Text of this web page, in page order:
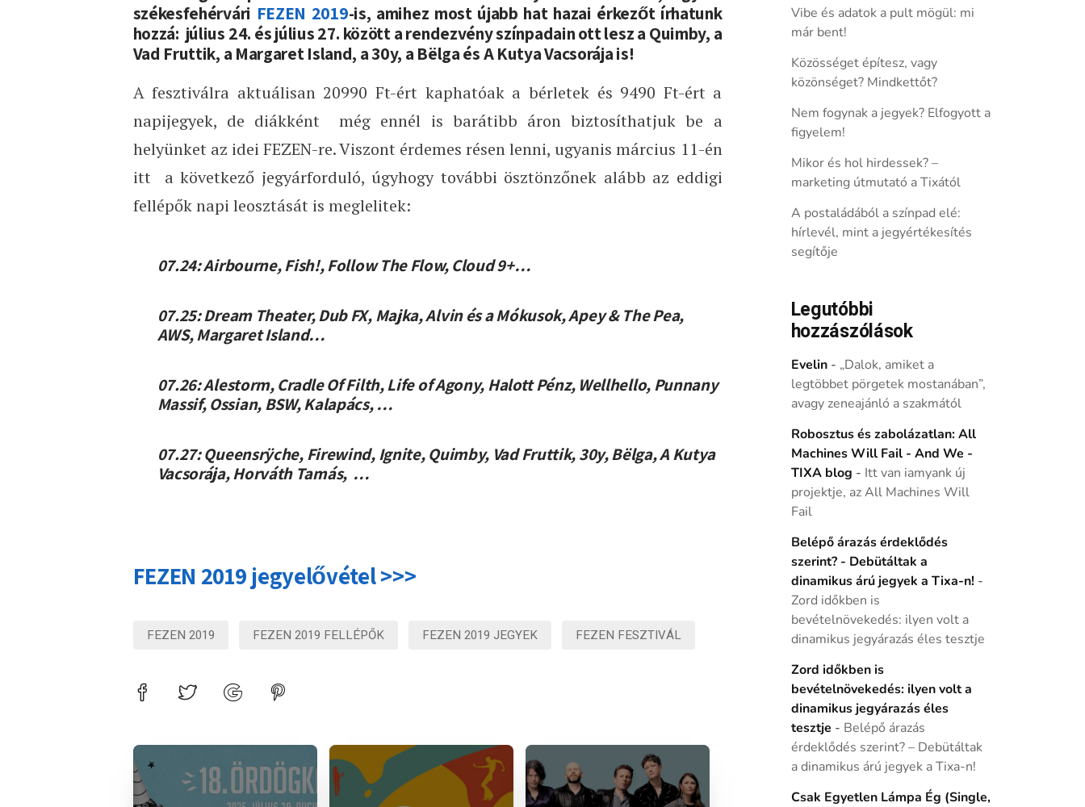
székesfehérvári FEZEN 2019-is, amihez most újabb hat hazai érkezőt írhatunk
hozzá: július 24. és július 27. között a rendezvény színpadain ott lesz a Quimby, a
Vad Fruttik, a Margaret Island, a 30y, a Bëlga és A Kutya Vacsorája is!
A fesztiválra aktuálisan 20990 Ft-ért kaphatóak a bérletek és 9490 Ft-ért a
napijegyek, de diákként még ennél is barátibb áron biztosíthatjuk be a
helyünket az idei FEZEN-re. Viszont érdemes résen lenni, ugyanis március 11-én
itt a következő jegyárforduló, úgyhogy további ösztönzőnek alább az eddigi
fellépők napi leosztását is meglelitek:
07.24:Airbourne, Fish!, Follow The Flow, Cloud 9+…
07.25:Dream Theater, Dub FX, Majka, Alvin és a Mókusok, Apey & The Pea,
AWS, Margaret Island…
07.26:Alestorm, Cradle Of Filth, Life of Agony, Halott Pénz, Wellhello, Punnany
Massif, Ossian, BSW, Kalapács, …
07.27:Queensrÿche, Firewind, Ignite, Quimby, Vad Fruttik, 30y, Bëlga, A Kutya
Vacsorája, Horváth Tamás, …
FEZEN 2019 jegyelővétel >>>
FEZEN 2019 FEZEN 2019 FELLÉPŐK FEZEN 2019 JEGYEK FEZEN FESZTIVÁL
Vibe és adatok a pult mögül: mi
már bent!
Közösséget építesz, vagy
közönséget? Mindkettőt?
Nem fogynak a jegyek? Elfogyott a
figyelem!
Mikor és hol hirdessek? –
marketing útmutató a Tixától
A postaládából a színpad elé:
hírlevél, mint a jegyértékesítés
segítője
Legutóbbi
hozzászólások
Evelin- „Dalok, amiket a
legtöbbet pörgetek mostanában”,
avagy zeneajánló a szakmától
Robosztus és zabolázatlan: All
Machines Will Fail - And We -
TIXA blog - Itt van iamyank új
projektje, az All Machines Will
Fail
Belépő árazás érdeklődés
szerint? - Debütáltak a
dinamikus árú jegyek a Tixa-n! -
Zord időkben is
bevételnövekedés: ilyen volt a
dinamikus jegyárazás éles tesztje
Zord időkben is
bevételnövekedés: ilyen volt a
dinamikus jegyárazás éles
tesztje - Belépő árazás
érdeklődés szerint? – Debütáltak
a dinamikus árú jegyek a Tixa-n!
Csak Egyetlen Lámpa Ég (Single,